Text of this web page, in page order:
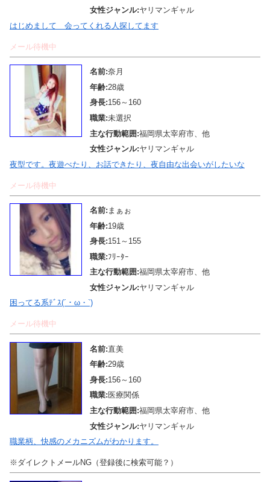
女性ジャンル:ヤリマンギャル
はじめまして 会ってくれる人探してます
メール待機中
名前:奈月
年齢:28歳
身長:156～160
職業:未選択
主な行動範囲:福岡県太宰府市、他
女性ジャンル:ヤリマンギャル
夜型です。夜遊べたり、お話できたり、夜自由な出会いがしたいな
メール待機中
名前: まぁぉ
年齢:19歳
身長:151～155
職業:ﾌﾘｰﾀｰ
主な行動範囲:福岡県太宰府市、他
女性ジャンル:ヤリマンギャル
困ってる系ﾃﾞｽ(´・ω・`)
メール待機中
名前:直美
年齢:29歳
身長:156～160
職業:医療関係
主な行動範囲:福岡県太宰府市、他
女性ジャンル:ヤリマンギャル
職業柄、快感のメカニズムがわかります。
※ダイレクトメールNG（登録後に検索可能？）